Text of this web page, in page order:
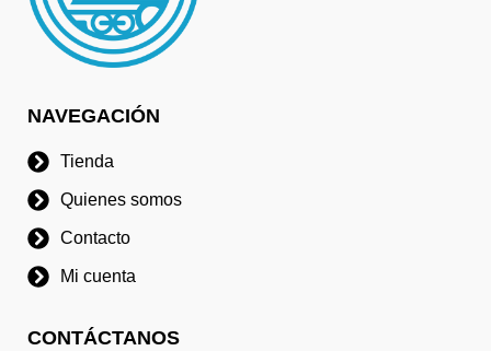
NAVEGACIÓN
Tienda
Quienes somos
Contacto
Mi cuenta
CONTÁCTANOS